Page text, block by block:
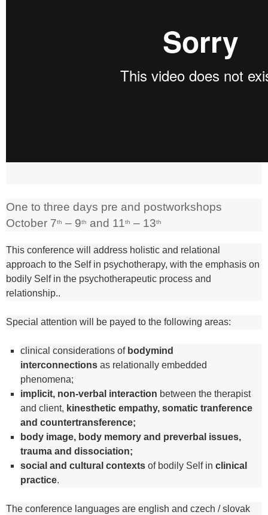
One to three days pre and postworkshops
October 7th – 9th and 11th – 13th
This conference will address holistic and relational
approach to the Self in psychotherapy, with the emphasis on
bodily Self in the psychotherapeutic process and
relationship..
Special attention will be payed to the following areas:
clinical considerations of bodymind
interconnections as relationally embedded
phenomena;
implicit, non-verbal interaction between the therapist
and client, kinesthetic empathy, somatic tranference
and countertransference;
body image, body memory and preverbal issues,
trauma and dissociation;
social and cultural contexts of bodily Self in clinical
practice.
The conference languages are english and czech / slovak